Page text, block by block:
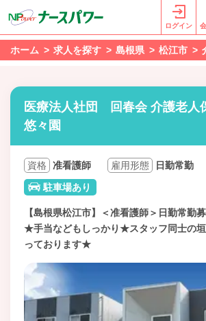
ログイン
ホーム 求人を探す 島根県 松江市
医療法人社団 回春会 介護老人
悠々園
資格 准看護師 雇用形態
日勤常勤
駐車場あり
【島根県松江市】＜准看護師＞日勤常勤
★手当などもしっかり★スタッフ同士の
っております★